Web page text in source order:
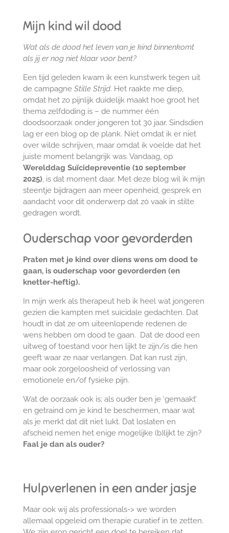
Mijn kind wil dood
Wat als de dood het leven van je kind binnenkomt
als jij er nog niet klaar voor bent?
Een tijd geleden kwam ik een kunstwerk tegen uit
de campagne Stille Strijd. Het raakte me diep,
omdat het zo pijnlijk duidelijk maakt hoe groot het
thema zelfdoding is – de nummer één
doodsoorzaak onder jongeren tot 30 jaar. Sindsdien
lag er een blog op de plank. Niet omdat ik er niet
over wilde schrijven, maar omdat ik voelde dat het
juiste moment belangrijk was. Vandaag, op
Werelddag Suïcidepreventie (10 september
2025), is dat moment daar. Met deze blog wil ik mijn
steentje bijdragen aan meer openheid, gesprek en
aandacht voor dit onderwerp dat zó vaak in stilte
gedragen wordt.
Ouderschap voor gevorderden
Praten met je kind over diens wens om dood te
gaan, is ouderschap voor gevorderden (en
knetter-heftig).
In mijn werk als therapeut heb ik heel wat jongeren
gezien die kampten met suïcidale gedachten. Dat
houdt in dat ze om uiteenlopende redenen de
wens hebben om dood te gaan. Dat de dood een
uitweg of toestand voor hen lijkt te zijn/is die hen
geeft waar ze naar verlangen. Dat kan rust zijn,
maar ook zorgeloosheid of verlossing van
emotionele en/of fysieke pijn.
Wat de oorzaak ook is; als ouder ben je ‘gemaakt’
en getraind om je kind te beschermen, maar wat
als je merkt dat dit niet lukt. Dat loslaten en
afscheid nemen het enige mogelijke (b)lijkt te zijn?
Faal je dan als ouder?
Hulpverlenen in een ander jasje
Maar ook wij als professionals-> we worden
allemaal opgeleid om therapie curatief in te zetten.